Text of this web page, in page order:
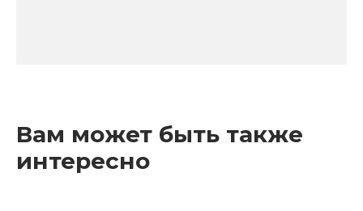
Вам может быть также
интересно